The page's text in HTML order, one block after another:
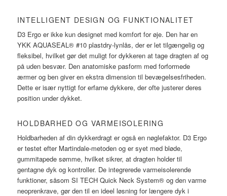
INTELLIGENT DESIGN OG FUNKTIONALITET
D3 Ergo er ikke kun designet med komfort for øje. Den har en
YKK AQUASEAL® #10 plastdry-lynlås, der er let tilgængelig og
fleksibel, hvilket gør det muligt for dykkeren at tage dragten af og
på uden besvær. Den anatomiske pasform med forformede
ærmer og ben giver en ekstra dimension til bevægelsesfriheden.
Dette er især nyttigt for erfarne dykkere, der ofte justerer deres
position under dykket.
HOLDBARHED OG VARMEISOLERING
Holdbarheden af din dykkerdragt er også en nøglefaktor. D3 Ergo
er testet efter Martindale-metoden og er syet med bløde,
gummitapede sømme, hvilket sikrer, at dragten holder til
gentagne dyk og kontroller. De integrerede varmeisolerende
funktioner, såsom SI TECH Quick Neck System® og den varme
neoprenkrave, gør den til en ideel løsning for længere dyk i